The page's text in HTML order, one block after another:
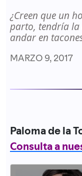
¿Creen que un
parto, tendría
andar en
MARZO 9, 2017
Paloma de la
Consulta a